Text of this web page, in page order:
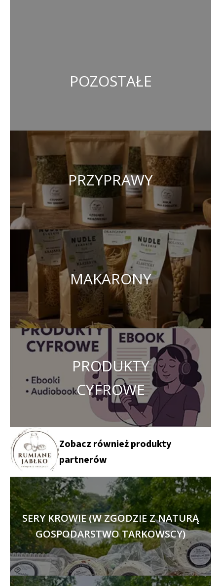
POZOSTAŁE
PRZYPRAWY
MAKARONY
PRODUKTY
CYFROWE
Zobacz również produkty
partnerów
SERY KROWIE (W ZGODZIE Z NATURĄ
GOSPODARSTWO TARKOWSCY)